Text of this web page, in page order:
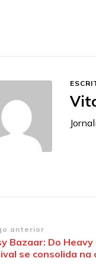
anterior
Bazaar: Do
se consolida na